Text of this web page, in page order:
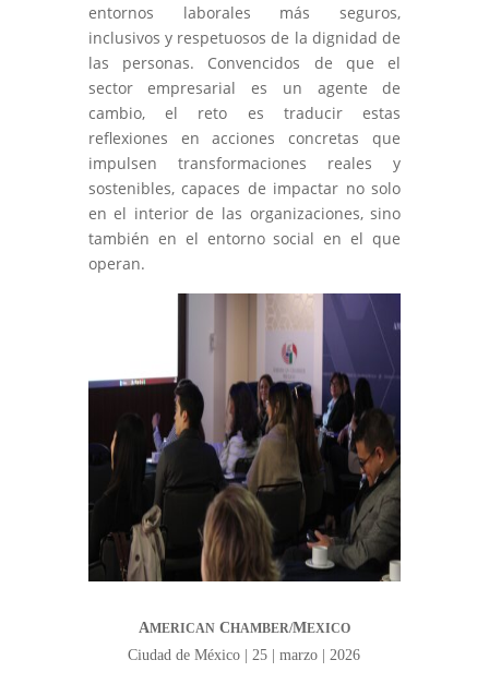
entornos laborales más seguros,
inclusivos y respetuosos de la dignidad de
las personas. Convencidos de que el
sector empresarial es un agente de
cambio, el reto es traducir estas
reflexiones en acciones concretas que
impulsen transformaciones reales y
sostenibles, capaces de impactar no solo
en el interior de las organizaciones, sino
también en el entorno social en el que
operan.
AMERICANCHAMBER/MEXICO
Ciudad de México | 25 | marzo | 2026